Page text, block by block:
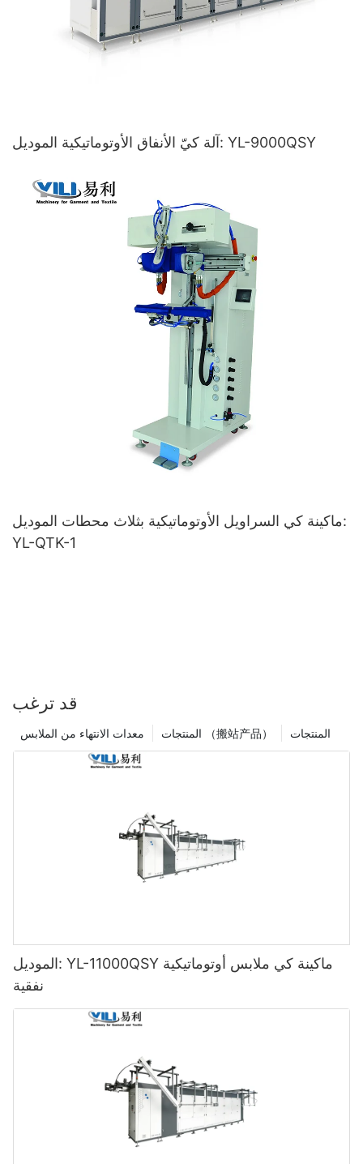
آلة كيّ الأنفاق الأوتوماتيكية الموديل: YL-9000QSY
ماكينة كي السراويل الأوتوماتيكية بثلاث محطات الموديل:
YL-QTK-1
قد ترغب
المنتجات المنتجات （搬站产品） معدات الانتهاء من الملابس
الموديل: YL-11000QSY ماكينة كي ملابس أوتوماتيكية
نفقية